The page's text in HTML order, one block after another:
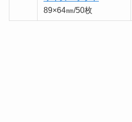
89×64㎜/50枚